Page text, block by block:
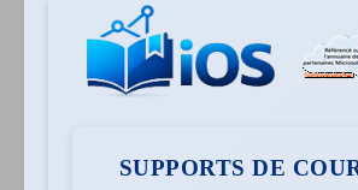
SUPPORTS DE